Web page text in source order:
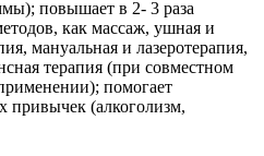
повышает в 2- 3 раза
как массаж, ушная и
мануальная и лазеротерапия,
терапия (при совместном
помогает
привычек (алкоголизм,